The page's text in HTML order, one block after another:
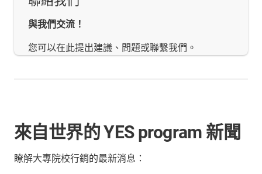
與我們交流！
您可以在此提出建議、問題或聯繫我們。
來自世界的 YES program 新聞
瞭解大專院校行銷的最新消息：